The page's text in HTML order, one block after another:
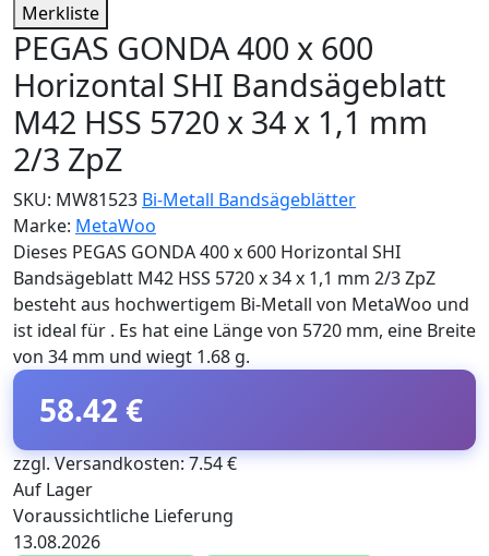
Merkliste
PEGAS GONDA 400 x 600
Horizontal SHI Bandsägeblatt
M42 HSS 5720 x 34 x 1,1 mm
2/3 ZpZ
SKU: MW81523 Bi-Metall Bandsägeblätter
Marke: MetaWoo
Dieses PEGAS GONDA 400 x 600 Horizontal SHI
Bandsägeblatt M42 HSS 5720 x 34 x 1,1 mm 2/3 ZpZ
besteht aus hochwertigem Bi-Metall von MetaWoo und
ist ideal für . Es hat eine Länge von 5720 mm, eine Breite
von 34 mm und wiegt 1.68 g.
58.42 €
zzgl. Versandkosten: 7.54 €
Auf Lager
Voraussichtliche Lieferung
13.08.2026